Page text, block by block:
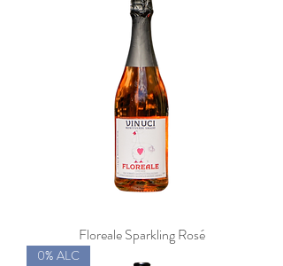
Floreale Sparkling Rosé
0% ALC